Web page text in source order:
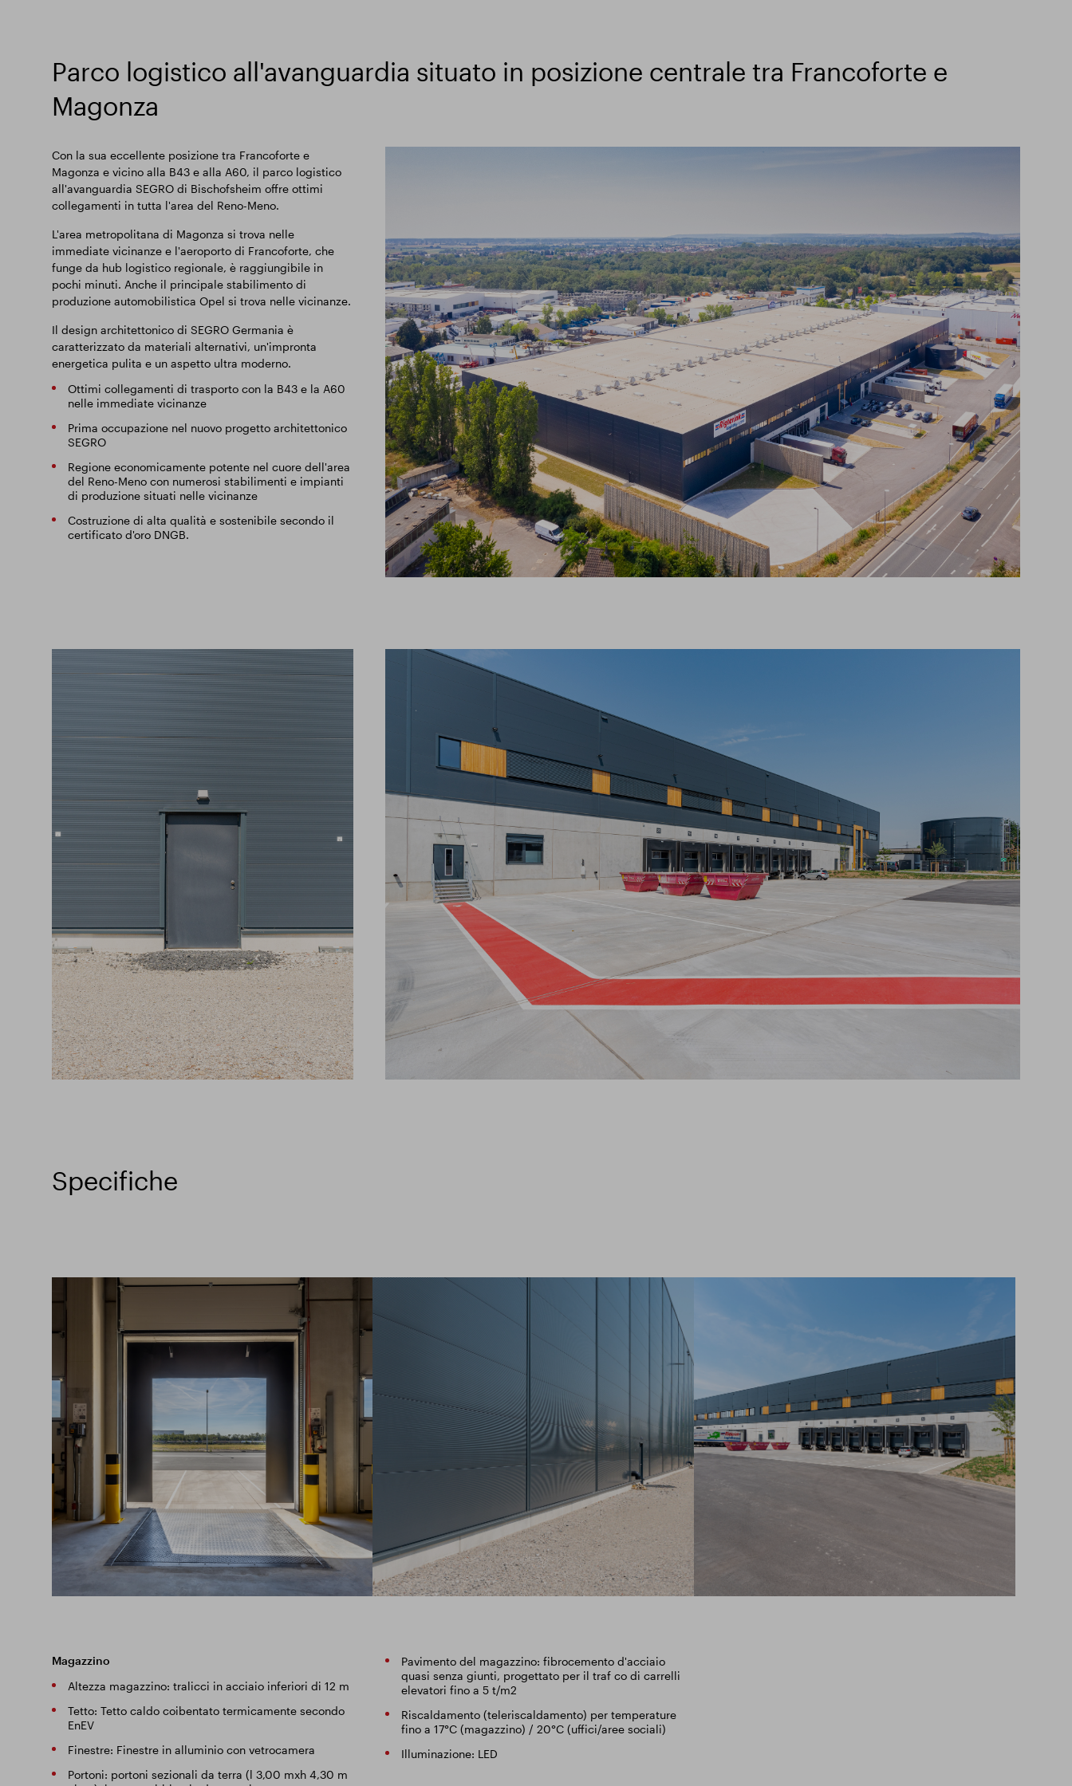
Parco logistico all'avanguardia situato in posizione centrale tra Francoforte e
Magonza
Con la sua eccellente posizione tra Francoforte e
Magonza e vicino alla B43 e alla A60, il parco logistico
all'avanguardia SEGRO di Bischofsheim offre ottimi
collegamenti in tutta l'area del Reno-Meno.
L'area metropolitana di Magonza si trova nelle
immediate vicinanze e l'aeroporto di Francoforte, che
funge da hub logistico regionale, è raggiungibile in
pochi minuti. Anche il principale stabilimento di
produzione automobilistica Opel si trova nelle vicinanze.
Il design architettonico di SEGRO Germania è
caratterizzato da materiali alternativi, un'impronta
energetica pulita e un aspetto ultra moderno.
Ottimi collegamenti di trasporto con la B43 e la A60
nelle immediate vicinanze
Prima occupazione nel nuovo progetto architettonico
SEGRO
Regione economicamente potente nel cuore dell'area
del Reno-Meno con numerosi stabilimenti e impianti
di produzione situati nelle vicinanze
Costruzione di alta qualità e sostenibile secondo il
certificato d'oro DNGB.
Specifiche
Magazzino
Altezza magazzino: tralicci in acciaio inferiori di 12 m
Tetto: Tetto caldo coibentato termicamente secondo
EnEV
Finestre: Finestre in alluminio con vetrocamera
Portoni: portoni sezionali da terra (l 3,00 mxh 4,30 m
Pavimento del magazzino: fibrocemento d'acciaio
quasi senza giunti, progettato per il traf co di carrelli
elevatori fino a 5 t/m2
Riscaldamento (teleriscaldamento) per temperature
fino a 17°C (magazzino) / 20°C (uffici/aree sociali)
Illuminazione: LED